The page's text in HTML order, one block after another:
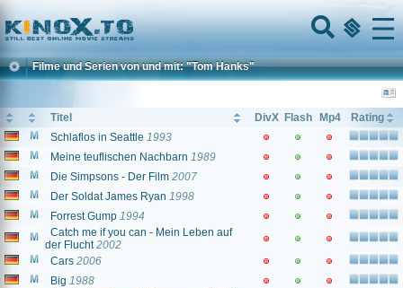
Home
Menu
Filme und Serien von und mit: "Tom Hanks"
Titel DivX Flash Mp4
Rating
Schlaflos in Seattle 1993
Meine teuflischen Nachbarn 1989
Die Simpsons - Der Film 2007
Der Soldat James Ryan 1998
Forrest Gump 1994
Catch me if you can - Mein Leben auf
der Flucht 2002
Cars 2006
Big 1988